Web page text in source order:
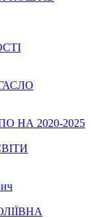
НА 2020-2025